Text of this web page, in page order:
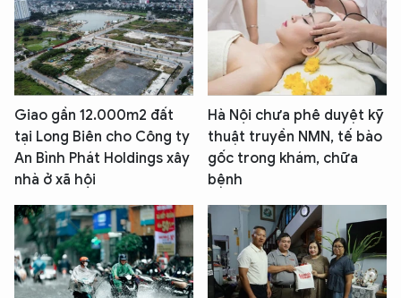
Giao gần 12.000m2 đất
tại Long Biên cho Công ty
An Bình Phát Holdings xây
nhà ở xã hội
Hà Nội chưa phê duyệt kỹ
thuật truyền NMN, tế bào
gốc trong khám, chữa
bệnh